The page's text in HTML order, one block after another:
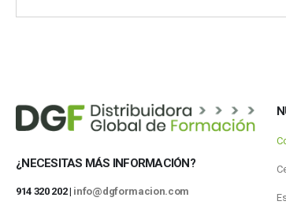
¿NECESITAS MÁS INFORMACIÓN?
914 320 202 | info@dgformacion.com